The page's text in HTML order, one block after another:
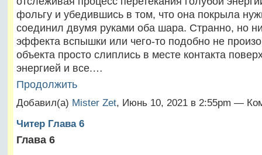
фольгу и убедившись в том, что она покрыла
соединил двумя руками оба шара. Странно, но
эффекта вспышки или чего-то подобно не
объекта просто слиплись в месте контакта
энергией и все.…
Продолжить
Добавил(а) Mister Zet, Июнь 10, 2021 в 2:55pm —
Читер Глава 6
Глава 6